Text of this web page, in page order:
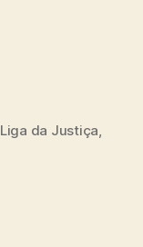
Liga da Justiça